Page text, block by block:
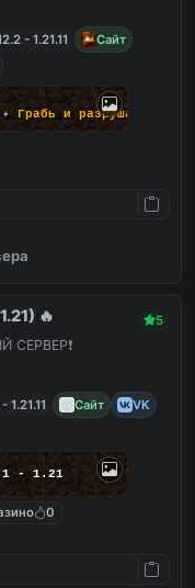
- 1.21.11
Сайт
✦ Грабь и разруша
🔥 5
СЕРВЕР❗️
1.21.11 Сайт
VK
- 1.21
0